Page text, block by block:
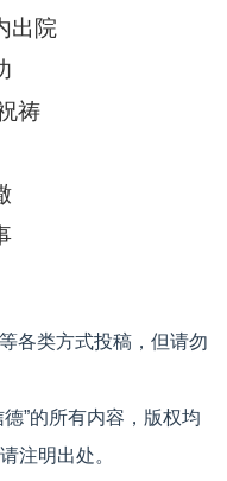
出院
祷
各类方式投稿，但请勿
”的所有内容，版权均
注明出处。